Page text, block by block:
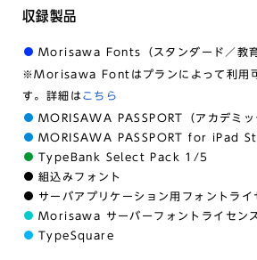
収録製品
Morisawa Fonts（スタンダード／教育
※Morisawa Fontはプランによって利用
す。詳細は こちら
MORISAWA PASSPORT（アカデミッ
MORISAWA PASSPORT for iPad
TypeBank Select Pack 1/5
組込みフォント
サーバアプリケーション用フォントライ
Morisawa サーバーフォントライセンス
TypeSquare